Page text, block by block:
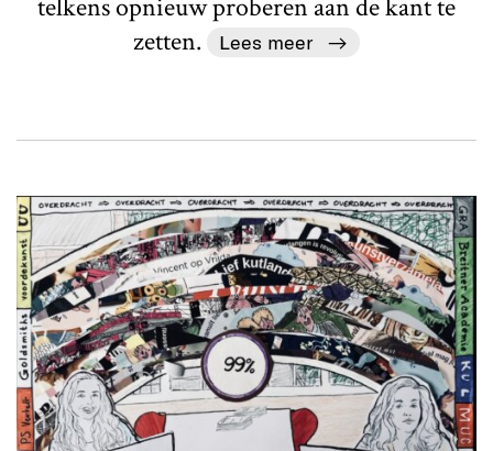
telkens opnieuw proberen aan de kant te
zetten.
Lees meer